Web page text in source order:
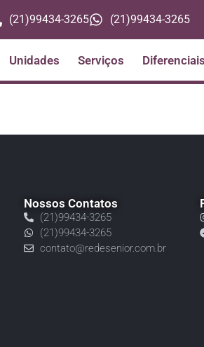
(21)99434-3265 (21)99434-3265
Unidades Serviços Diferenciais
Nossos Contatos
(21)99434-3265
(21)99434-3265
contato@redesenior.com.br